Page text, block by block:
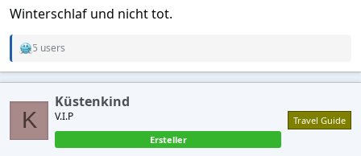
Winterschlaf und nicht tot.
R
a
t
o
n
5 users
K
Küstenkind
V.I.P
Ersteller
Travel Guide